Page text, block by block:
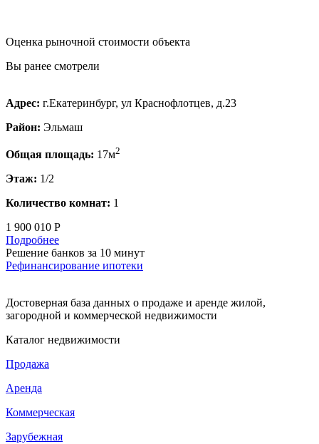
Оценка рыночной стоимости объекта
Вы ранее смотрели
Адрес: г.Екатеринбург, ул Краснофлотцев, д.23
Район: Эльмаш
Общая площадь: 17м2
Этаж: 1/2
Количество комнат: 1
1 900 010 Р
Подробнее
Решение банков за 10 минут
Рефинансирование ипотеки
Достоверная база данных о продаже и аренде жилой,
загородной и коммерческой недвижимости
Каталог недвижимости
Продажа
Аренда
Коммерческая
Зарубежная